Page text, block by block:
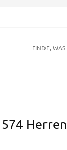
574 Herren